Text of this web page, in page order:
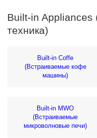
Built-in Appliances
техника)
Built-in Coffe
(Встраиваемые кофе
машины)
Built-in MWO
(Встраиваемые
микроволновые печи)